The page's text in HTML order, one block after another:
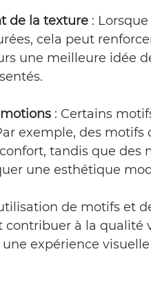
de la texture :
cela peut
une meilleure idée
: Certains
exemple, des
tandis que
une esthétique
de motifs et
contribuer à la qualité
une expérience